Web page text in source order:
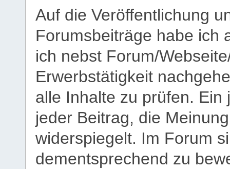
Auf die Veröffentlichung
Forumsbeiträge habe ich
ich nebst Forum/
Erwerbstätigkeit
alle Inhalte zu prüfen.
jeder Beitrag, die
widerspiegelt. Im Forum
dementsprechend zu